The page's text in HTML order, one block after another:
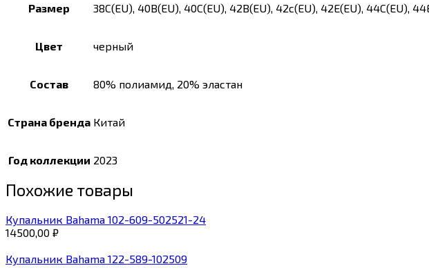
Размер 38C(EU), 40B(EU), 40C(EU), 42B(EU), 42c(EU), 42E(EU), 44C(EU),
Цвет черный
Состав 80% полиамид, 20% эластан
Страна бренда Китай
Год коллекции 2023
Похожие товары
Купальник Bahama 102-609-502521-24
14500,00 ₽
Купальник Bahama 122-589-102509